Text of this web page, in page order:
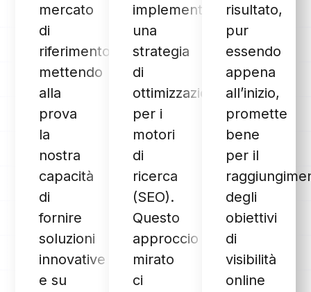
mercato
di
riferimento,
mettendo
alla
prova
la
nostra
capacità
di
fornire
soluzioni
innovative
e su
implementato
una
strategia
di
ottimizzazione
per i
motori
di
ricerca
(SEO).
Questo
approccio
mirato
ci
risultato,
pur
essendo
appena
all’inizio,
promette
bene
per il
degli
obiettivi
di
visibilità
online